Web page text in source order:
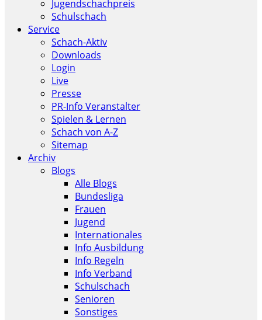
Jugendschachpreis
Schulschach
Service
Schach-Aktiv
Downloads
Login
Live
Presse
PR-Info Veranstalter
Spielen & Lernen
Schach von A-Z
Sitemap
Archiv
Blogs
Alle Blogs
Bundesliga
Frauen
Jugend
Internationales
Info Ausbildung
Info Regeln
Info Verband
Schulschach
Senioren
Sonstiges